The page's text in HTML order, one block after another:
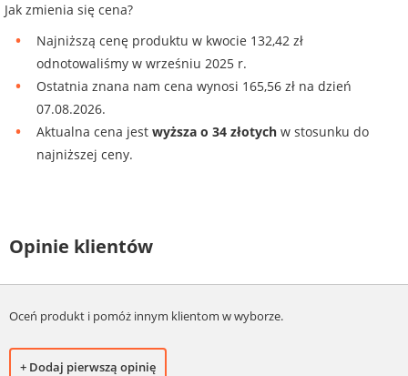
Jak zmienia się cena?
Najniższą cenę produktu w kwocie 132,42 zł
odnotowaliśmy w wrześniu 2025 r.
Ostatnia znana nam cena wynosi 165,56 zł na dzień
07.08.2026.
Aktualna cena jest wyższa o 34 złotych w stosunku do
najniższej ceny.
Opinie klientów
Oceń produkt i pomóż innym klientom w wyborze.
+ Dodaj pierwszą opinię